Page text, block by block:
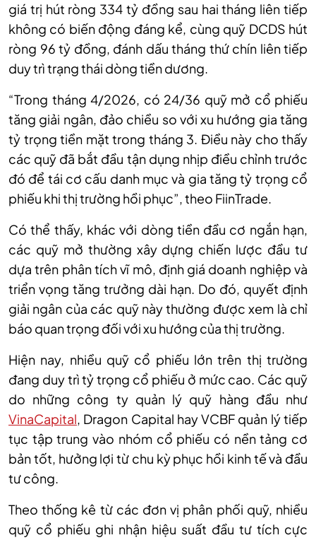
giá trị hút ròng 334 tỷ đồng sau hai tháng liên tiếp
không có biến động đáng kể, cùng quỹ DCDS hút
ròng 96 tỷ đồng, đánh dấu tháng thứ chín liên tiếp
duy trì trạng thái dòng tiền dương.
“Trong tháng 4/2026, có 24/36 quỹ mở cổ phiếu
tăng giải ngân, đảo chiều so với xu hướng gia tăng
tỷ trọng tiền mặt trong tháng 3. Điều này cho thấy
các quỹ đã bắt đầu tận dụng nhịp điều chỉnh trước
đó để tái cơ cấu danh mục và gia tăng tỷ trọng cổ
phiếu khi thị trường hồi phục”,theo FiinTrade.
Cóthể thấy, khác với dòng tiền đầu cơ ngắn hạn,
các quỹ mở thường xây dựng chiến lược đầu tư
dựa trên phân tích vĩ mô, định giá doanh nghiệp và
triển vọng tăng trưởng dài hạn. Do đó, quyết định
giải ngân của các quỹ này thường được xem là chỉ
báo quan trọng đối với xu hướng của thị trường.
Hiện nay, nhiều quỹ cổ phiếu lớn trên thị trường
đang duy trì tỷ trọng cổ phiếu ở mức cao. Các quỹ
do những công ty quản lý quỹ hàng đầu như
VinaCapital, Dragon Capital hay VCBF quản lý tiếp
tục tập trung vào nhóm cổ phiếu có nền tảng cơ
bản tốt, hưởng lợi từ chu kỳ phục hồi kinh tế và đầu
tư công.
Theo thống kê từ các đơn vị phân phối quỹ, nhiều
quỹ cổ phiếu ghi nhận hiệu suất đầu tư tích cực